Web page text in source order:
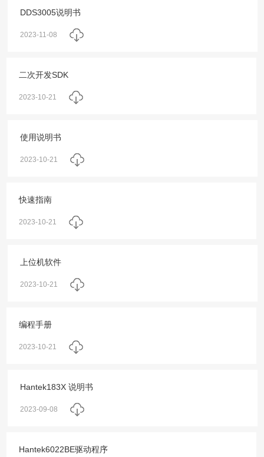
DDS3005说明书
2023-11-08
二次开发SDK
2023-10-21
使用说明书
2023-10-21
快速指南
2023-10-21
上位机软件
2023-10-21
编程手册
2023-10-21
Hantek183X 说明书
2023-09-08
Hantek6022BE驱动程序